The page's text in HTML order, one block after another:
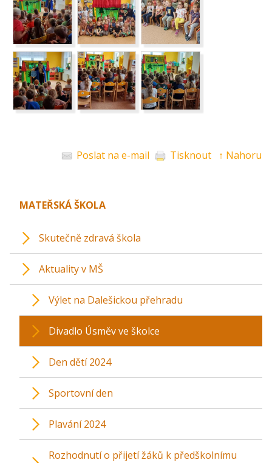
Poslat na e-mail Tisknout ↑ Nahoru
MATEŘSKÁ ŠKOLA
Skutečně zdravá škola
Aktuality v MŠ
Výlet na Dalešickou přehradu
Divadlo Úsměv ve školce
Den dětí 2024
Sportovní den
Plavání 2024
Rozhodnutí o přijetí žáků k předškolnímu